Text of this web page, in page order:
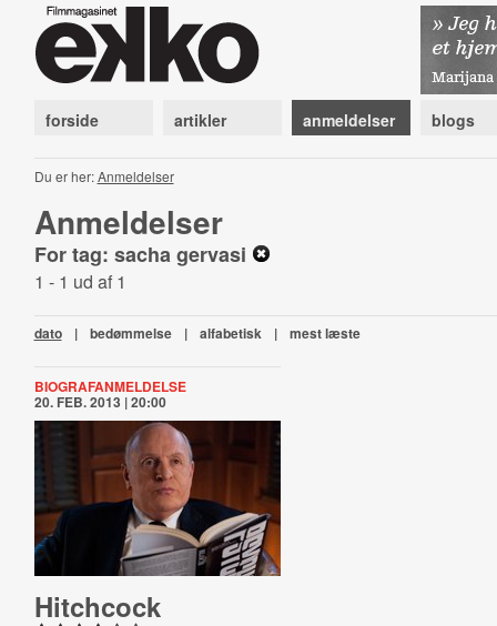
forside artikler anmeldelser blogs
Du er her:Anmeldelser
Anmeldelser
For tag: sacha gervasi
1 - 1 ud af 1
dato | bedømmelse | alfabetisk | mest læste
BIOGRAFANMELDELSE
20. FEB. 2013 | 20:00
Hitchcock